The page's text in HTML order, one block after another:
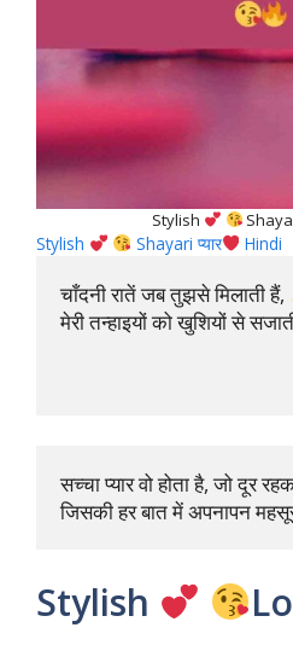
Stylish
Stylish Shayari प्यार Hindi
चाँदनी रातें जब तुझसे मिलाती हैं,
मेरी तन्हाइयों को खुशियों से
सच्चा प्यार वो होता है, जो दूर
जिसकी हर बात में अपनापन
Stylish